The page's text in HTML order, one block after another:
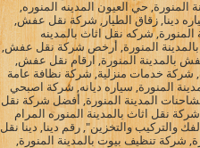
حي العيون المدينه المنوره,
دينا, زقاق الطيار, شركة نقل عفش,
شركه نقل اثاث بالمدينه
بالمدينة المنورة, أرخص شركة نقل عفش,
المنورة, ارقام نقل عفش,
شركة خدمات منزلية, شركة نظافة عامة
المنورة, سياره ديانه, شركة اصبحي
المدينة المنورة, أفضل شركة نقل
نقل اثاث بالمدينة المنوره المرام
والتخزين", رقم دينا, دينا نقل
شركة تنظيف بيوت بالمدينة المنورة,